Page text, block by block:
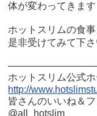
体が変わってきま
ホットスリムの食事
是非受けてみて下
ホットスリム公式
http://
皆さんのいいね＆
@all_hotslim